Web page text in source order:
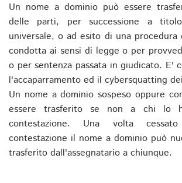
Un nome a dominio può essere
delle parti, per successione a
universale, o ad esito di una procedura
condotta ai sensi di legge o per
o per sentenza passata in giudicato. E'
l'accaparramento ed il cybersquatting
Un nome a dominio sospeso oppure
essere trasferito se non a chi lo
contestazione. Una volta
contestazione il nome a dominio può
trasferito dall'assegnatario a chiunque.